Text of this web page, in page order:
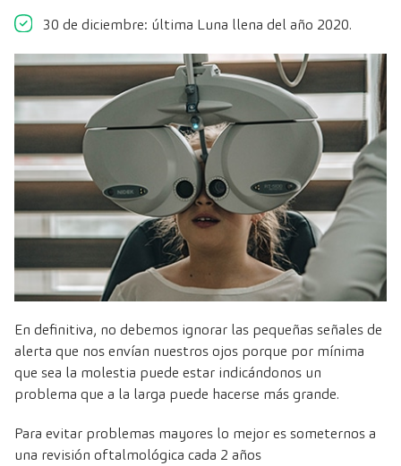
30 de diciembre: última Luna llena del año 2020.
En definitiva, no debemos ignorar las pequeñas señales de
alerta que nos envían nuestros ojos porque por mínima
que sea la molestia puede estar indicándonos un
problema que a la larga puede hacerse más grande.
Para evitar problemas mayores lo mejor es someternos a
una revisión oftalmológica cada 2 años